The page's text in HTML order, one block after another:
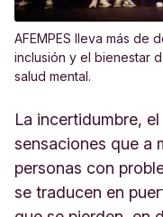
AFEMPES lleva más de
inclusión y el bienestar
salud mental.
La incertidumbre,
sensaciones que a
personas con
se traducen en